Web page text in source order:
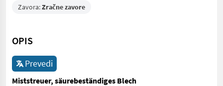
Zavora:Zračne zavore
OPIS
Prevedi
Miststreuer, säurebeständiges Blech